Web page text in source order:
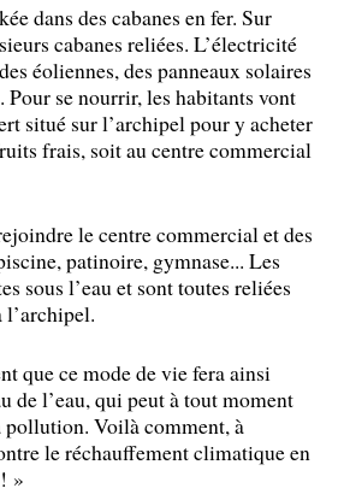
dans des cabanes en fer. Sur
cabanes reliées. L’électricité
éoliennes, des panneaux solaires
Pour se nourrir, les habitants vont
situé sur l’archipel pour y acheter
frais, soit au centre commercial
le centre commercial et des
patinoire, gymnase... Les
sous l’eau et sont toutes reliées
l’archipel.
que ce mode de vie fera ainsi
de l’eau, qui peut à tout moment
pollution. Voilà comment, à
le réchauffement climatique en
! »